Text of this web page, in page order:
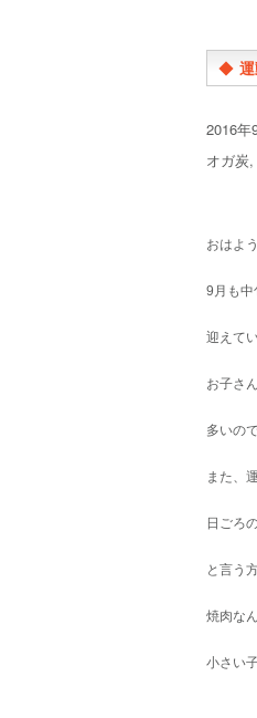
◆
投
稿
日:
2016年
タ
オガ炭,
おはよ
9月も中
迎えて
お子さ
多いの
また、
日ごろ
と言う
焼肉な
小さい